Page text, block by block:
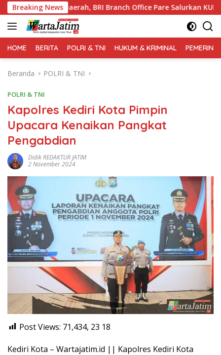
Langsung
ke
konten
Breaking News
BRI Branch Office Pare Salurkan KUR Rp. 521 Miliar di
HOME BERITA POLRI & TNI HUKUM & KRIMINAL
Beranda POLRI & TNI
POLRI & TNI
Kapolres Kediri Kota Pimpin
Upacara Kenaikan Pangkat
Pengabdian
Didik REDAKTUR JATIM
2 November 2024
Post Views: 71,434, 23 18
Kediri Kota – Wartajatim.id || Kapolres Kediri Kota